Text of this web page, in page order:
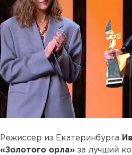
Режиссер из Екатеринбурга
«Золотого орла» за лучший